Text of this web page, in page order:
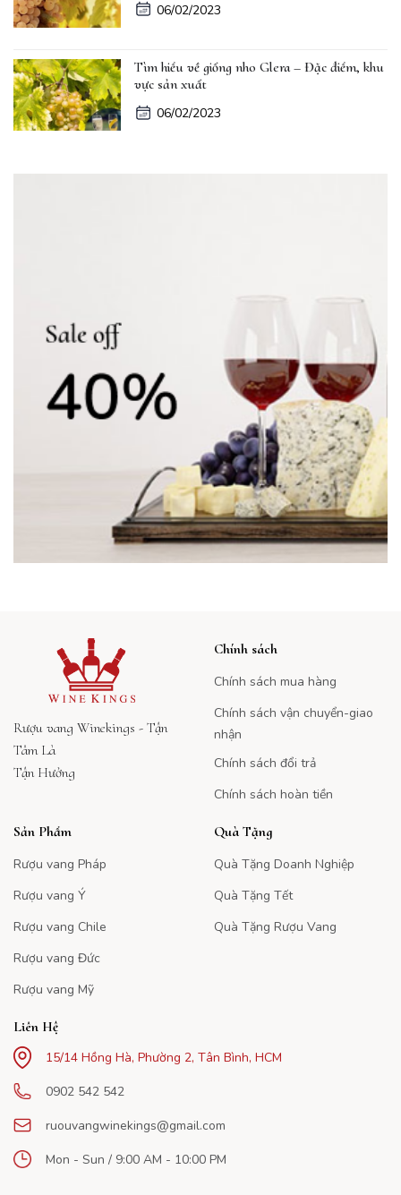
06/02/2023
Tìm hiểu về giống nho Glera – Đặc điểm, khu
vực sản xuất
06/02/2023
Rượu vang Winekings - Tận
Tâm Là
Tận Hưởng
Chính sách
Chính sách mua hàng
Chính sách vận chuyển-giao
nhận
Chính sách đổi trả
Chính sách hoàn tiền
Sản Phẩm
Rượu vang Pháp
Rượu vang Ý
Rượu vang Chile
Rượu vang Đức
Rượu vang Mỹ
Quà Tặng
Quà Tặng Doanh Nghiệp
Quà Tặng Tết
Quà Tặng Rượu Vang
Liên Hệ
15/14 Hồng Hà, Phường 2, Tân Bình, HCM
0902 542 542
ruouvangwinekings@gmail.com
Mon - Sun / 9:00 AM - 10:00 PM